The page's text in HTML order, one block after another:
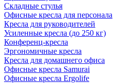
Складные стулья
Офисные кресла для персонала
Кресла для руководителей
Усиленные кресла (до 250 кг)
Конференц-кресла
Эргономичные кресла
Кресла для домашнего офиса
Офисные кресла Samurai
Офисные кресла Ergolife